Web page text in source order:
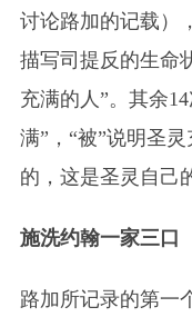
讨论路加的记载）
描写司提反的生命
充满的人”。其余
满”，“被”说明圣
的，这是圣灵自己
施洗约翰一家三口
路加所记录的第一